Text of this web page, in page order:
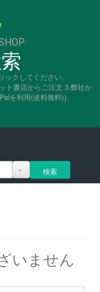
クしてください。
ト書店からご注文 3.弊社か
を利用(送料無料))
いません